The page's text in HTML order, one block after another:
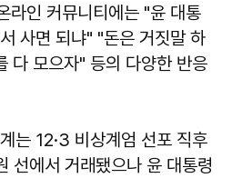
라인 커뮤니티에는 "윤 대통
사면 되냐" "돈은 거짓말 하
다 모으자" 등의 다양한 반응
는 12·3 비상계엄 선포 직후
선에서 거래됐으나 윤 대통령